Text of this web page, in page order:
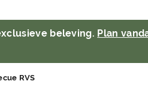
beleving. Plan
RVS